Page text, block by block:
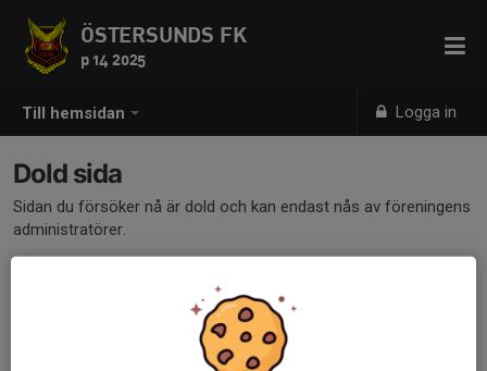
Till hemsidan Logga in
ÖSTERSUNDS FK
p 14 2025
Dold sida
Sidan du försöker nå är dold och kan endast nås av föreningens
administratörer.